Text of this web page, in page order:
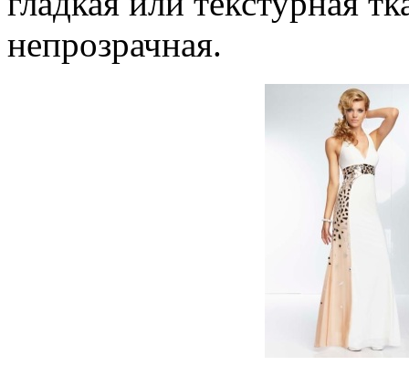
непрозрачная.